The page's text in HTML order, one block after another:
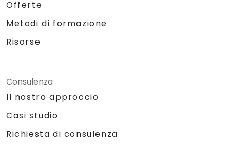
Offerte
Metodi di formazione
Risorse
Consulenza
Il nostro approccio
Casi studio
Richiesta di consulenza